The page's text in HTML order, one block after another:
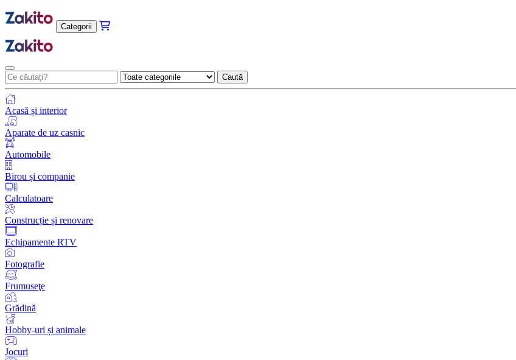
Categorii
Caută
Acasă și interior
Aparate de uz casnic
Automobile
Birou și companie
Calculatoare
Construcție și renovare
Echipamente RTV
Fotografie
Frumuseţe
Grădină
Hobby-uri și animale
Jocuri